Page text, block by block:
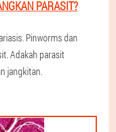
PARASIT?
Pinworms dan
Adakah parasit
jangkitan.